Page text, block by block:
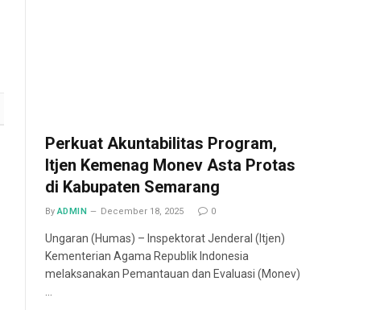
Perkuat Akuntabilitas Program,
Itjen Kemenag Monev Asta Protas
di Kabupaten Semarang
By ADMIN December 18, 2025 0
Ungaran (Humas) – Inspektorat Jenderal (Itjen)
Kementerian Agama Republik Indonesia
melaksanakan Pemantauan dan Evaluasi (Monev)